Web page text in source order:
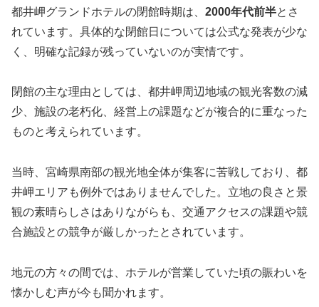
都井岬グランドホテルの閉館時期は、 2000年代前半とさ
れています。具体的な閉館日については公式な発表が少な
く、明確な記録が残っていないのが実情です。
閉館の主な理由としては、都井岬周辺地域の観光客数の減
少、施設の老朽化、経営上の課題などが複合的に重なった
ものと考えられています。
当時、宮崎県南部の観光地全体が集客に苦戦しており、都
井岬エリアも例外ではありませんでした。立地の良さと景
観の素晴らしさはありながらも、交通アクセスの課題や競
合施設との競争が厳しかったとされています。
地元の方々の間では、ホテルが営業していた頃の賑わいを
懐かしむ声が今も聞かれます。